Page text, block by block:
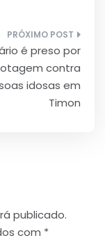
é preso por
contra
idosas em
Timon
publicado.
com *